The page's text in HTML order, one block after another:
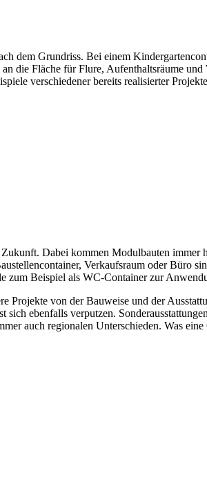
dem Grundriss. Bei einem
die Fläche für Flure, Aufenthaltsräume
verschiedener bereits realisierter
Dabei kommen Modulbauten immer
Verkaufsraum oder Büro
zum Beispiel als WC-Container zur
Projekte von der Bauweise und der
ebenfalls verputzen.
auch regionalen Unterschieden. Was